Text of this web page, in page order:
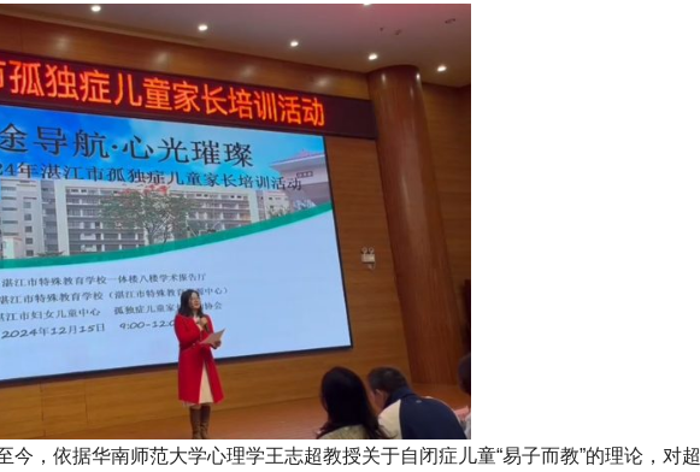
，依据华南师范大学心理学王志超教授关于自闭症儿童“易子而教”的理论，对超